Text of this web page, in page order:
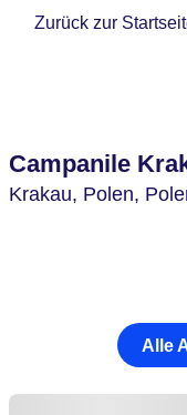
Zurück zur
Campanile
Krakau, Polen,
Alle